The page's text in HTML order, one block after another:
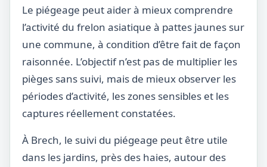
Le piégeage peut aider à mieux comprendre
l’activité du frelon asiatique à pattes jaunes sur
une commune, à condition d’être fait de façon
raisonnée. L’objectif n’est pas de multiplier les
pièges sans suivi, mais de mieux observer les
périodes d’activité, les zones sensibles et les
captures réellement constatées.
À Brech, le suivi du piégeage peut être utile
dans les jardins, près des haies, autour des